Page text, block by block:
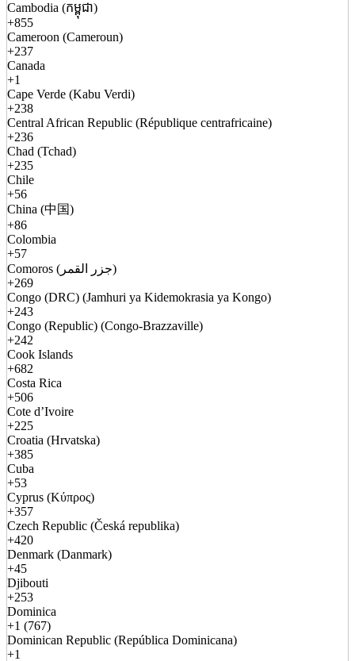
Cambodia (កម្ពុជា)
+855
Cameroon (Cameroun)
+237
Canada
+1
Cape Verde (Kabu Verdi)
+238
Central African Republic (République centrafricaine)
+236
Chad (Tchad)
+235
Chile
+56
China (中国)
+86
Colombia
+57
Comoros (جزر القمر)
+269
Congo (DRC) (Jamhuri ya Kidemokrasia ya Kongo)
+243
Congo (Republic) (Congo-Brazzaville)
+242
Cook Islands
+682
Costa Rica
+506
Cote d’Ivoire
+225
Croatia (Hrvatska)
+385
Cuba
+53
Cyprus (Κύπρος)
+357
Czech Republic (Česká republika)
+420
Denmark (Danmark)
+45
Djibouti
+253
Dominica
+1 (767)
Dominican Republic (República Dominicana)
+1